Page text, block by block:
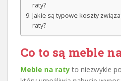
raty?
Jakie są typowe koszty
raty?
Co to są meble
Meble na raty to niezwykle